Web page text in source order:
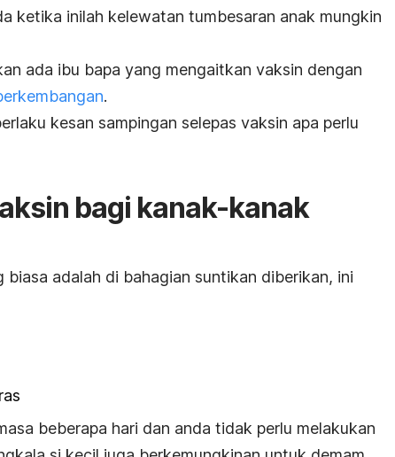
ketika inilah kelewatan tumbesaran anak mungkin
ada ibu bapa yang mengaitkan vaksin dengan
.
kesan sampingan selepas vaksin apa perlu
bagi kanak-kanak
biasa adalah di bahagian suntikan diberikan, ini
beberapa hari dan anda tidak perlu melakukan